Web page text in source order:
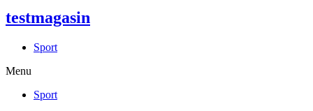
testmagasin
Sport
Menu
Sport